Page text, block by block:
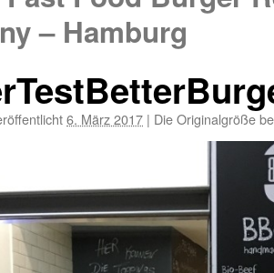
– Hamburg
6. März 2017 | Die Originalgröße